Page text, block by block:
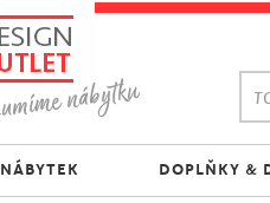
NÁBYTEK DOPLŇKY &